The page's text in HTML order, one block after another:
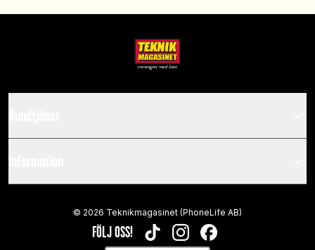
FÖLJ OSS! TIKTOKINSTAGRAMFACEBOOK
© 2026 Teknikmagasinet (PhoneLife AB)